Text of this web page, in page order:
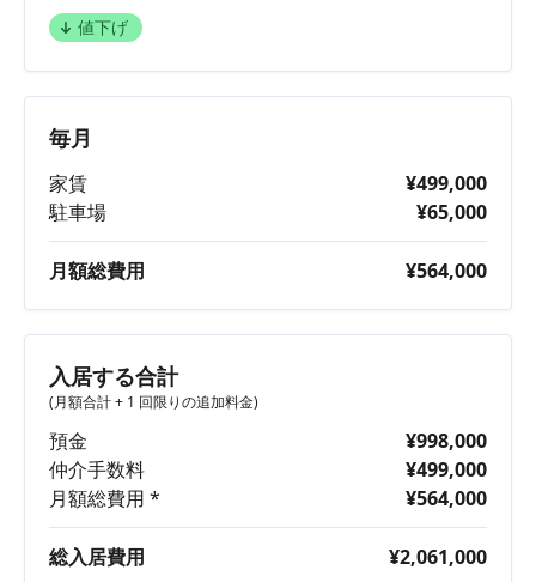
値下げ
毎月
家賃
¥499,000
駐車場
¥65,000
月額総費用 ¥564,000
入居する合計
(月額合計 + 1 回限りの追加料金)
預金
¥998,000
仲介手数料
¥499,000
月額総費用 *
¥564,000
総入居費用 ¥2,061,000